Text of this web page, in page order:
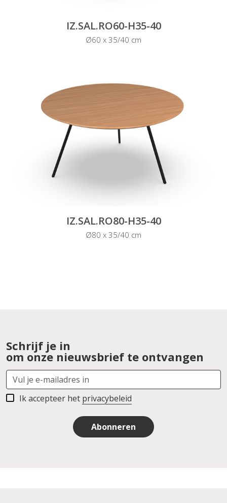
IZ.SAL.RO60-H35-40
Ø60 x 35/40 cm
IZ.SAL.RO80-H35-40
Ø80 x 35/40 cm
Schrijf je in
om onze nieuwsbrief te ontvangen
Ik accepteer het privacybeleid
Abonneren